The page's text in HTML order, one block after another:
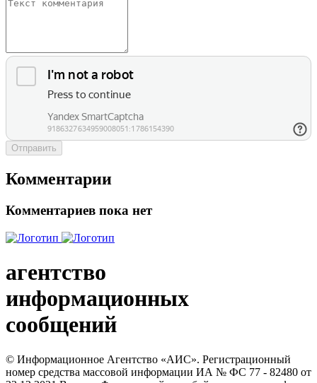
Отправить
Комментарии
Комментариев пока нет
агентство
информационных
сообщений
© Информационное Агентство «АИС». Регистрационный
номер средства массовой информации ИА № ФС 77 - 82480 от